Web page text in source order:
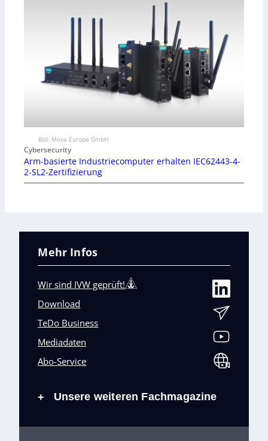
Bild: Moxa Europe GmbH
Cybersecurity
Arm-basierte Industriecomputer erhalten IEC62443-4-
2-SL2-Zertifizierung
Mehr Infos
Wir sind IVW geprüft!
Download
TeDo Business
Mediadaten
Abo-Service
+ Unsere weiteren Fachmagazine